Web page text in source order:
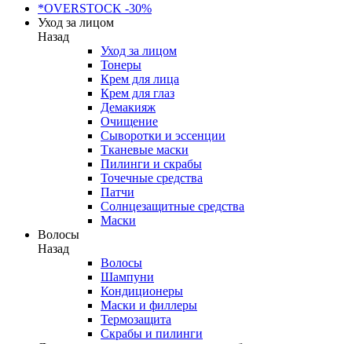
*OVERSTOCK -30%
Уход за лицом
Назад
Уход за лицом
Тонеры
Крем для лица
Крем для глаз
Демакияж
Очищение
Сыворотки и эссенции
Тканевые маски
Пилинги и скрабы
Точечные средства
Патчи
Солнцезащитные средства
Маски
Волосы
Назад
Волосы
Шампуни
Кондиционеры
Маски и филлеры
Термозащита
Скрабы и пилинги